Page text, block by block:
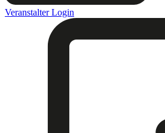
Veranstalter Login